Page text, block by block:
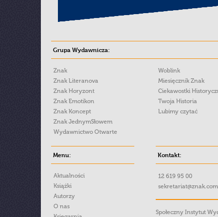
Grupa Wydawnicza:
Znak
Znak Literanova
Znak Horyzont
Znak Emotikon
Znak Koncept
Znak JednymSłowem
Wydawnictwo Otwarte
Woblink
Miesięcznik Znak
Ciekawostki
Twoja Historia
Lubimy czytać
Menu:
Aktualności
Książki
Autorzy
O nas
Kontakt:
12 619 95 00
Społeczny Instytut